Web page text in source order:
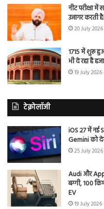
नीट परीक्षा में
उजागर करती
20 July
1715 में शुरू
भी दे रहा है
19 July 2026
टेक्नोलॉजी
iOS 27 में नई
Gemini को
25 July
Audi और
बग्गी, 100
EV
19 July